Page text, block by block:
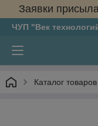
Заявки
ЧУП "Век
Каталог товаров